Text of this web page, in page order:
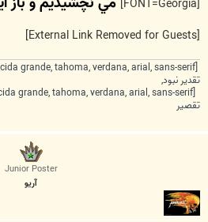
[FONT=Georgia]
[External Link Removed for Guests]
تقدیر نبود,
تقصیر
Junior Poster
آريو